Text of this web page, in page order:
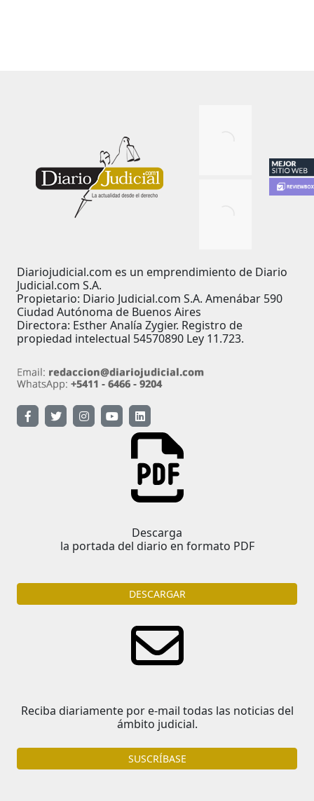
Diariojudicial.com es un emprendimiento de Diario
Judicial.com S.A.
Propietario: Diario Judicial.com S.A. Amenábar 590
Ciudad Autónoma de Buenos Aires
Directora: Esther Analía Zygier. Registro de
propiedad intelectual 54570890 Ley 11.723.
Descarga
la portada del diario en formato PDF
DESCARGAR
Reciba diariamente por e-mail todas las noticias del
ámbito judicial.
SUSCRÍBASE